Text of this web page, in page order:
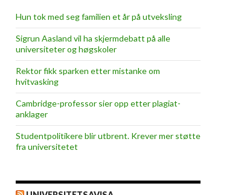
Hun tok med seg familien et år på utveksling
Sigrun Aasland vil ha skjerm­debatt på alle
universiteter og høgskoler
Rektor fikk sparken etter mistanke om
hvitvasking
Cambridge-professor sier opp etter plagiat-
anklager
Studentpolitikere blir utbrent. Krever mer støtte
fra universitetet